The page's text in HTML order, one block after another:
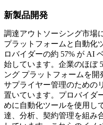
新製品開発
調達アウトソーシング市場
プラットフォームと自動化
ロバイダーの約 57% が AI
始しています。企業のほぼ
ング プラットフォームを開
サプライヤー管理のための
置いています。プロバイダ
めに自動化ツールを使用し
達、分析、契約管理を組み